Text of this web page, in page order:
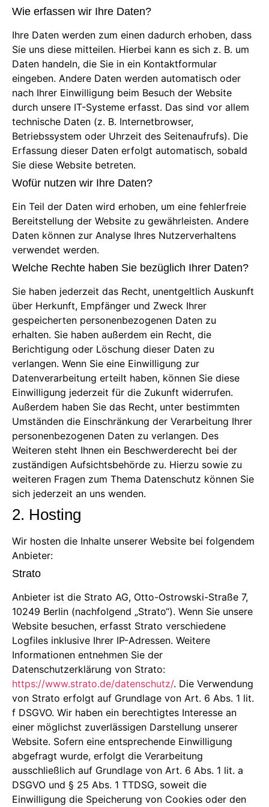
Wie erfassen wir Ihre Daten?
Ihre Daten werden zum einen dadurch erhoben, dass
Sie uns diese mitteilen. Hierbei kann es sich z. B. um
Daten handeln, die Sie in ein Kontaktformular
eingeben. Andere Daten werden automatisch oder
nach Ihrer Einwilligung beim Besuch der Website
durch unsere IT-Systeme erfasst. Das sind vor allem
technische Daten (z. B. Internetbrowser,
Betriebssystem oder Uhrzeit des Seitenaufrufs). Die
Erfassung dieser Daten erfolgt automatisch, sobald
Sie diese Website betreten.
Wofür nutzen wir Ihre Daten?
Ein Teil der Daten wird erhoben, um eine fehlerfreie
Bereitstellung der Website zu gewährleisten. Andere
Daten können zur Analyse Ihres Nutzerverhaltens
verwendet werden.
Welche Rechte haben Sie bezüglich Ihrer Daten?
Sie haben jederzeit das Recht, unentgeltlich Auskunft
über Herkunft, Empfänger und Zweck Ihrer
gespeicherten personenbezogenen Daten zu
erhalten. Sie haben außerdem ein Recht, die
Berichtigung oder Löschung dieser Daten zu
verlangen. Wenn Sie eine Einwilligung zur
Datenverarbeitung erteilt haben, können Sie diese
Einwilligung jederzeit für die Zukunft widerrufen.
Außerdem haben Sie das Recht, unter bestimmten
Umständen die Einschränkung der Verarbeitung Ihrer
personenbezogenen Daten zu verlangen. Des
Weiteren steht Ihnen ein Beschwerderecht bei der
zuständigen Aufsichtsbehörde zu. Hierzu sowie zu
weiteren Fragen zum Thema Datenschutz können Sie
sich jederzeit an uns wenden.
2. Hosting
Wir hosten die Inhalte unserer Website bei folgendem
Anbieter:
Strato
Anbieter ist die Strato AG, Otto-Ostrowski-Straße 7,
10249 Berlin (nachfolgend „Strato“). Wenn Sie unsere
Website besuchen, erfasst Strato verschiedene
Logfiles inklusive Ihrer IP-Adressen. Weitere
Informationen entnehmen Sie der
Datenschutzerklärung von Strato:
https://www.strato.de/datenschutz/. Die Verwendung
von Strato erfolgt auf Grundlage von Art. 6 Abs. 1 lit.
f DSGVO. Wir haben ein berechtigtes Interesse an
einer möglichst zuverlässigen Darstellung unserer
Website. Sofern eine entsprechende Einwilligung
abgefragt wurde, erfolgt die Verarbeitung
ausschließlich auf Grundlage von Art. 6 Abs. 1 lit. a
DSGVO und § 25 Abs. 1 TTDSG, soweit die
Einwilligung die Speicherung von Cookies oder den